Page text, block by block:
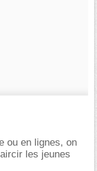
ou en lignes, on
les jeunes